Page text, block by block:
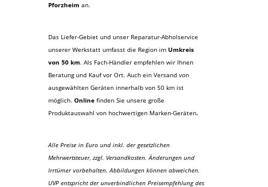
Pforzheim an.
Das Liefer-Gebiet und unser Reparatur-Abholservice
unserer Werkstatt umfasst die Region im Umkreis
von 50 km. Als Fach-Händler empfehlen wir Ihnen
Beratung und Kauf vor Ort. Auch ein Versand von
ausgewählten Geräten innerhalb von 50 km ist
möglich. Online finden Sie unsere große
Produktauswahl von hochwertigen Marken-Geräten.
Alle Preise in Euro und inkl. der gesetzlichen
Mehrwertsteuer, zzgl. Versandkosten. Änderungen und
Irrtümer vorbehalten. Abbildungen können abweichen.
UVP entspricht der unverbindlichen Preisempfehlung des